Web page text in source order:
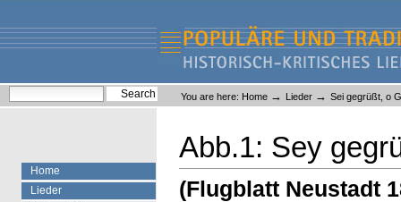
content.
navigation
Liederlexikon
Personal
tools
You are here: Home → Lieder → Sei gegrüßt, o
Abb.1: Sey
(Flugblatt Neustadt
Home
Lieder